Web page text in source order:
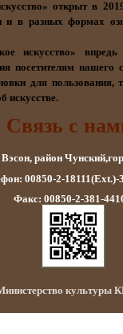
открыт в
и в разных формах
искусство»
посетителям нашего
для пользования,
искусстве.
Связь с
Вэсон, район
00850-2-18111(Ext.)-
Факс: 00850-2-381-
культуры